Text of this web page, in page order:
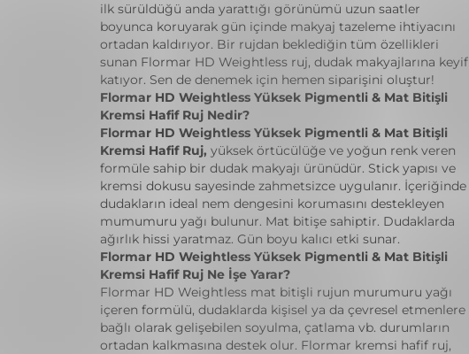
ilk sürüldüğü anda yarattığı görünümü uzun saatler
boyunca koruyarak gün içinde makyaj tazeleme ihtiyacını
ortadan kaldırıyor. Bir rujdan beklediğin tüm özellikleri
sunan Flormar HD Weightless ruj, dudak makyajlarına keyif
katıyor. Sen de denemek için hemen siparişini oluştur!
Flormar HD Weightless Yüksek Pigmentli & Mat Bitişli
Kremsi Hafif Ruj Nedir?
Flormar HD Weightless Yüksek Pigmentli & Mat Bitişli
Kremsi Hafif Ruj, yüksek örtücülüğe ve yoğun renk veren
formüle sahip bir dudak makyajı ürünüdür. Stick yapısı ve
kremsi dokusu sayesinde zahmetsizce uygulanır. İçeriğinde
dudakların ideal nem dengesini korumasını destekleyen
mumumuru yağı bulunur. Mat bitişe sahiptir. Dudaklarda
ağırlık hissi yaratmaz. Gün boyu kalıcı etki sunar.
Flormar HD Weightless Yüksek Pigmentli & Mat Bitişli
Kremsi Hafif Ruj Ne İşe Yarar?
Flormar HD Weightless mat bitişli rujun murumuru yağı
içeren formülü, dudaklarda kişisel ya da çevresel etmenlere
bağlı olarak gelişebilen soyulma, çatlama vb. durumların
ortadan kalkmasına destek olur. Flormar kremsi hafif ruj,